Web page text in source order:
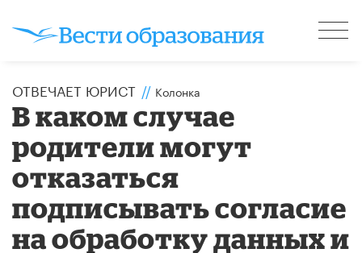
ОТВЕЧАЕТ ЮРИСТ // Колонка
В каком случае
родители могут
отказаться
подписывать согласие
на обработку данных и